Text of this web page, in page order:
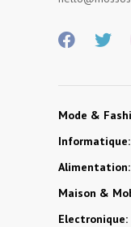
Mode &
Informatique:
Alimentation:
Maison &
Electronique: